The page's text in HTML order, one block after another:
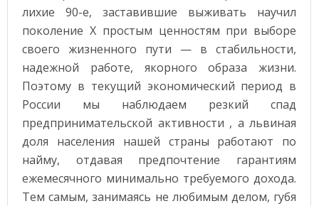
УЧЕНЫЕ «РОСАТОМА» ПРЕДСТАВИЛИ НА ВЫСТАВКЕ ФОРУМА БУДУЩИХ
АВТОМАТИЗАЦИЯ ПОСТАВКИ МОБИЛЬНЫХ РОБОТОВ В МИРЕ ВЫРАСТУТ В 5 РАЗ
лихие 90-е, заставившие выживать научил
поколение X простым ценностям при выборе
своего жизненного пути — в стабильности,
надежной работе, якорного образа жизни.
Поэтому в текущий экономический период в
России мы наблюдаем резкий спад
предпринимательской активности , а львиная
доля населения нашей страны работают по
найму, отдавая предпочтение гарантиям
ежемесячного минимально требуемого дохода.
Тем самым, занимаясь не любимым делом, губя